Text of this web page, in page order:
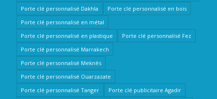
Porte clé personnalisé Dakhla
Porte clé personnalisé en bois
Porte clé personnalisé en métal
Porte clé personnalisé en plastique
Porte clé personnalisé Fez
Porte clé personnalisé Marrakech
Porte clé personnalisé Meknès
Porte clé personnalisé Ouarzazate
Porte clé personnalisé Tanger
Porte clé publicitaire Agadir